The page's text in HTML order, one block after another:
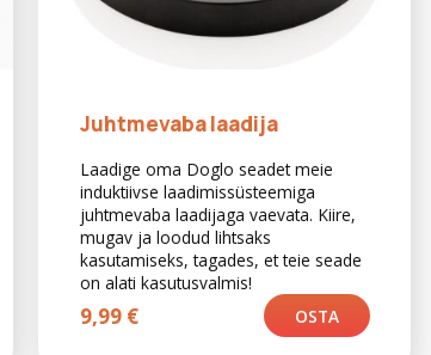
Juhtmevaba laadija
Laadige oma Doglo seadet meie
induktiivse laadimissüsteemiga
juhtmevaba laadijaga vaevata. Kiire,
mugav ja loodud lihtsaks
kasutamiseks, tagades, et teie seade
on alati kasutusvalmis!
9,99 € OSTA